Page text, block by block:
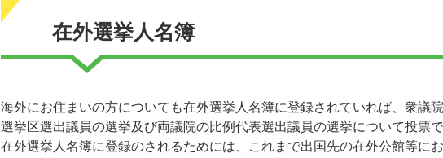
在外選挙人名簿
海外にお住まいの方についても在外選挙人名簿に登録されていれば、衆議
選挙区選出議員の選挙及び両議院の比例代表選出議員の選挙について投票で
在外選挙人名簿に登録のされるためには、これまで出国先の在外公館等に